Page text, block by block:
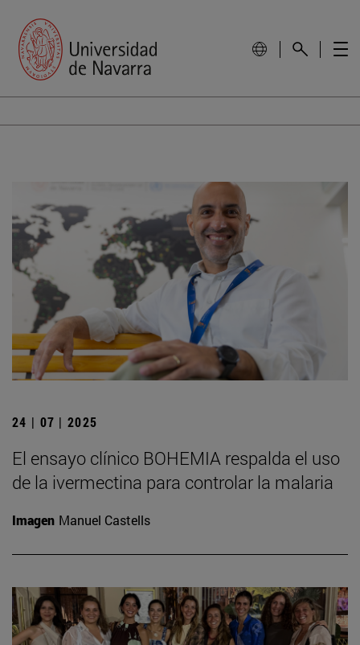
24 | 07 | 2025
El ensayo clínico BOHEMIA respalda el uso
de la ivermectina para controlar la malaria
Imagen Manuel Castells